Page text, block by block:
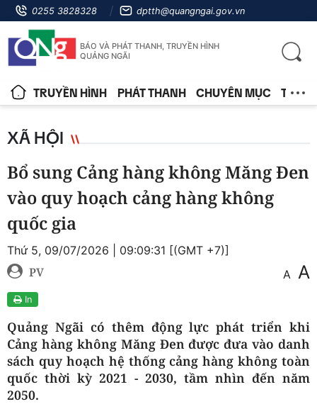
0255 3828328 dptth@quangngai.gov.vn
BÁO VÀ PHÁT THANH, TRUYỀN HÌNH
QUẢNG NGÃI
TRUYỀN HÌNH PHÁT THANH CHUYÊN MỤC TIN
XÃ HỘI
Bổ sung Cảng hàng không Măng Đen
vào quy hoạch cảng hàng không
quốc gia
Thứ 5, 09/07/2026 | 09:09:31 [(GMT +7)]
PV A A
In
Quảng Ngãi có thêm động lực phát triển khi
Cảng hàng không Măng Đen được đưa vào danh
sách quy hoạch hệ thống cảng hàng không toàn
quốc thời kỳ 2021 - 2030, tầm nhìn đến năm
2050.